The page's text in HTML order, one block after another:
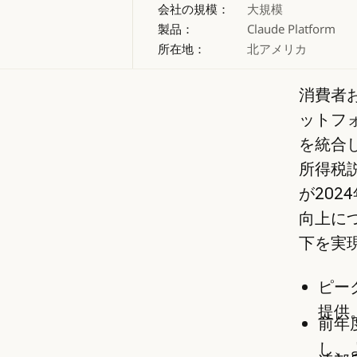
会社の規模：
大規模
製品：
Claude Platform
所在地：
北アメリカ
消費者
ットフ
を統合
所得税
が2024
向上に
下を実
ピー
提供
前年
し、